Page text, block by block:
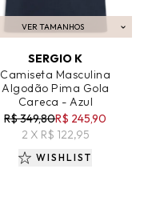
VER TAMANHOS
ADICIONAR AO CARRINHO
SERGIO K
Camiseta Masculina
Algodão Pima Gola
Careca - Azul
R$ 349,80R$ 245,90
2 X R$ 122,95
WISHLIST